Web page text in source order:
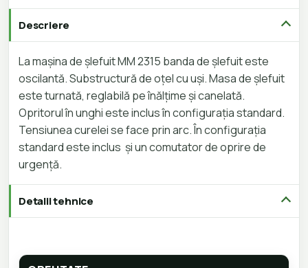
Descriere
La mașina de șlefuit MM 2315 banda de șlefuit este
oscilantă. Substructură de oțel cu uși. Masa de șlefuit
este turnată, reglabilă pe înălțime și canelată.
Opritorul în unghi este inclus în configurația standard.
Tensiunea curelei se face prin arc. În configurația
standard este inclus și un comutator de oprire de
urgență.
Detalii tehnice